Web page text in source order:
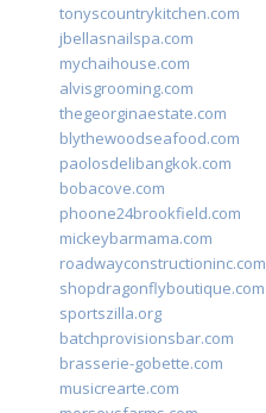
tonyscountrykitchen.com
jbellasnailspa.com
mychaihouse.com
alvisgrooming.com
thegeorginaestate.com
blythewoodseafood.com
paolosdelibangkok.com
bobacove.com
phoone24brookfield.com
mickeybarmama.com
roadwayconstructioninc.com
shopdragonflyboutique.com
sportszilla.org
batchprovisionsbar.com
brasserie-gobette.com
musicrearte.com